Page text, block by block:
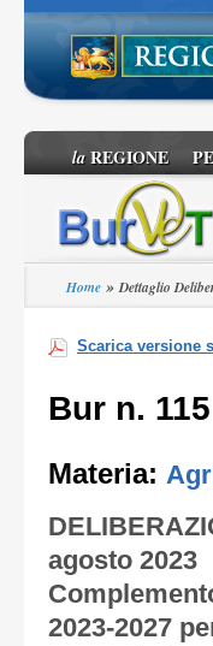
laREGIONE
Home »Dettaglio
Scarica versione
Bur n.
Materia:
agosto 2023
2023-2027